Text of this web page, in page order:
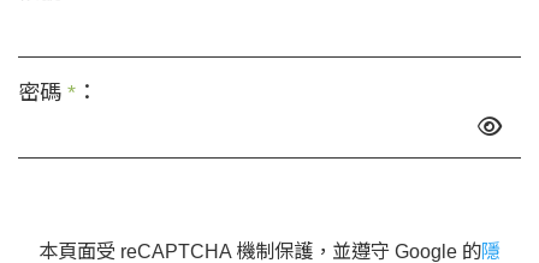
密碼 * ：
本頁面受 reCAPTCHA 機制保護，並遵守 Google 的隱